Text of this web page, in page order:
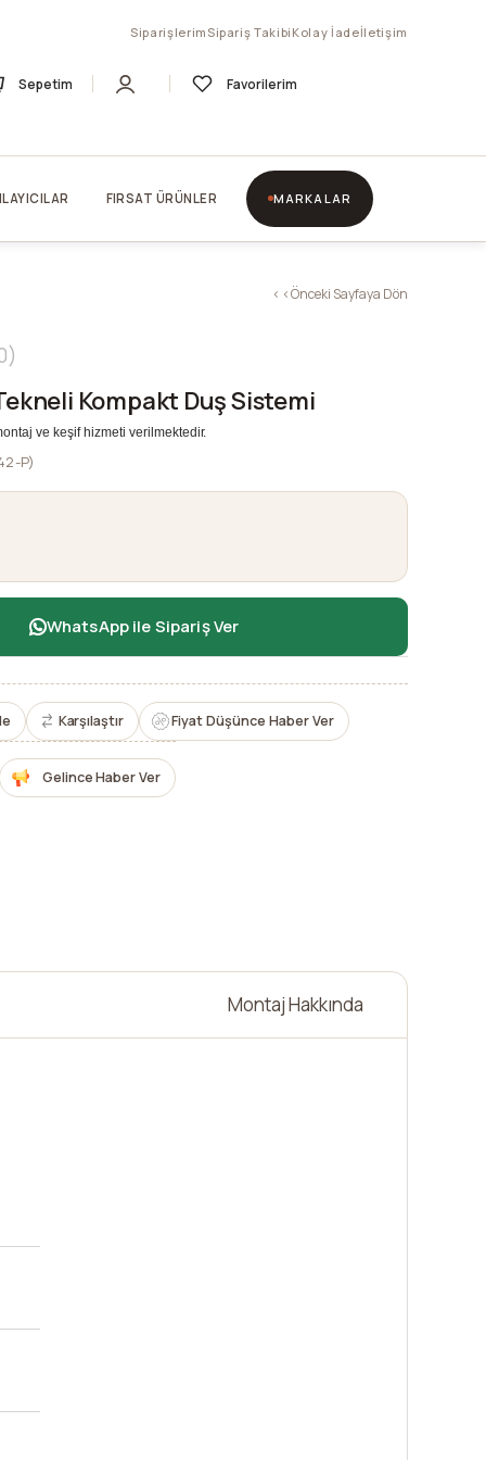
Siparişlerim Sipariş Takibi Kolay İadeİletişim
Sepetim Favorilerim
FIRSAT ÜRÜNLER MARKALAR
< < Önceki Sayfaya Dön
Kompakt Duş Sistemi
ve keşif hizmeti verilmektedir.
P)
WhatsApp ile Sipariş Ver
Karşılaştır Fiyat Düşünce Haber Ver
Gelince Haber Ver
Montaj Hakkında